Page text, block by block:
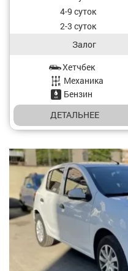
4-9 суток
2-3 суток
Залог
Характеристики авто
Хетчбек
Mеханика
Бензин
ДЕТАЛЬНЕЕ